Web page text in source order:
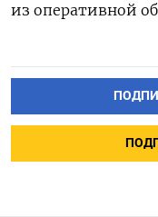
из оперативной